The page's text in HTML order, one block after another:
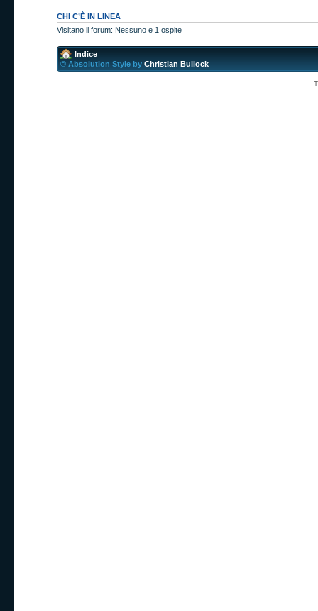
CHI C’È IN LINEA
Visitano il forum: Nessuno e 1 ospite
Indice
© Absolution Style by Christian Bullock